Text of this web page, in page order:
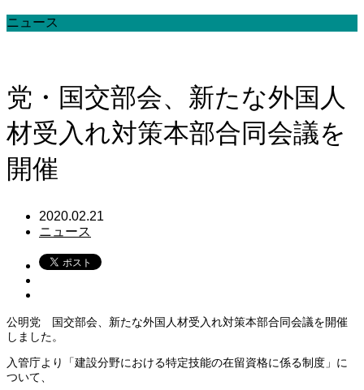
ニュース
党・国交部会、新たな外国人
材受入れ対策本部合同会議を
開催
2020.02.21
ニュース
公明党 国交部会、新たな外国人材受入れ対策本部合同会議を開催
しました。
入管庁より「建設分野における特定技能の在留資格に係る制度」に
ついて、